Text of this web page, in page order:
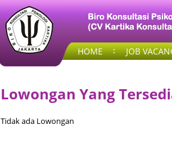
HOME JOB
Lowongan Yang
Tidak ada Lowongan